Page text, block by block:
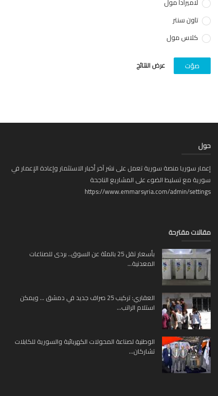
تاون سنتر
كلاس مول
عرض النتائج
سوريا منصة سورية تعمل على نشر آخر أخبار الاستثمار وإعادة الإعمار في
مع تسليط الضوء على المشاريع الناجحة
https://www.emmarsyria.com/admin/
مقترحة
بأسعار تقل 25 بالمئة عن السوق.. بردى للصناعات
المعدنية...
العقاري: تركيب 25 صراف جديد في دمشق … ويمكن
استلام الراتب...
الوطنية لصناعة المحولات الكهربائية والسورية للكابلات
تشاركان...